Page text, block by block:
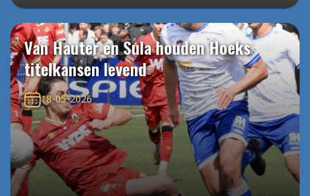
Van Hauter en Sula houden Hoeks
titelkansen levend
18-05-2026